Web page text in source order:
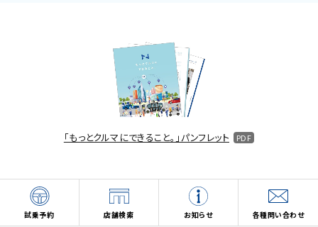
「もっとクルマにできること。」パンフレット
試乗予約 店舗検索 お知らせ 各種問い合わせ